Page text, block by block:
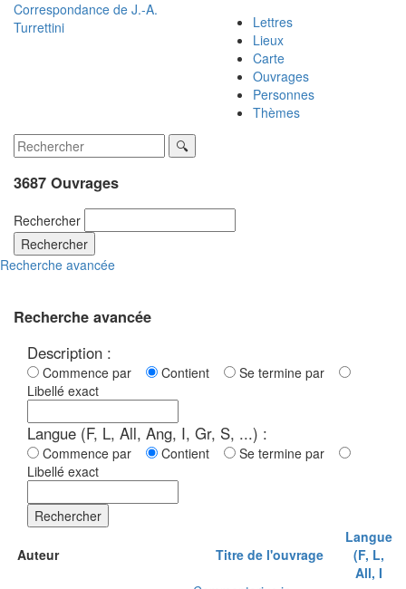
Correspondance de J.-A.
Turrettini
Lettres
Lieux
Carte
Ouvrages
Personnes
Thèmes
3687 Ouvrages
Rechercher
Rechercher
Recherche avancée
Recherche avancée
Description :
Commence par Contient
Se termine par
Libellé exact
Langue (F, L, All, Ang, I, Gr, S, ...) :
Commence par Contient
Se termine par
Libellé exact
Rechercher
Auteur Titre de l'ouvrage
Langue
(F, L,
All, I